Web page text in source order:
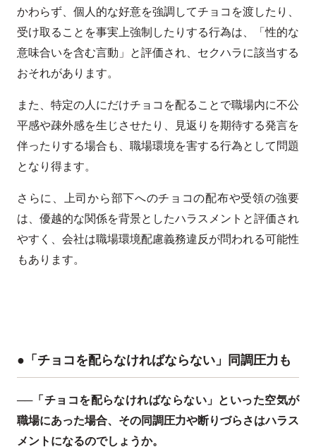
かわらず、個人的な好意を強調してチョコを渡したり、
受け取ることを事実上強制したりする行為は、「性的な
意味合いを含む言動」と評価され、セクハラに該当する
おそれがあります。
また、特定の人にだけチョコを配ることで職場内に不公
平感や疎外感を生じさせたり、見返りを期待する発言を
伴ったりする場合も、職場環境を害する行為として問題
となり得ます。
さらに、上司から部下へのチョコの配布や受領の強要
は、優越的な関係を背景としたハラスメントと評価され
やすく、会社は職場環境配慮義務違反が問われる可能性
もあります。
●「チョコを配らなければならない」同調圧力も
──「チョコを配らなければならない」といった空気が
職場にあった場合、その同調圧力や断りづらさはハラス
メントになるのでしょうか。